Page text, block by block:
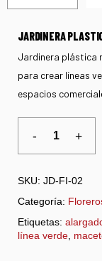
JARDINERA
Jardinera plástica
para crear líneas
espacios
SKU: JD-FI-02
Categoría:
Etiquetas:
línea verde